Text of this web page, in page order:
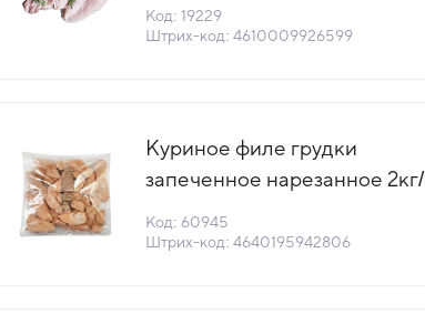
(-18°С)
Код: 19229
Штрих-код: 4610009926599
Куриное филе грудки
запеченное нарезанное 2кг/
(КОД 60945) (-18°С)
Код: 60945
Штрих-код: 4640195942806